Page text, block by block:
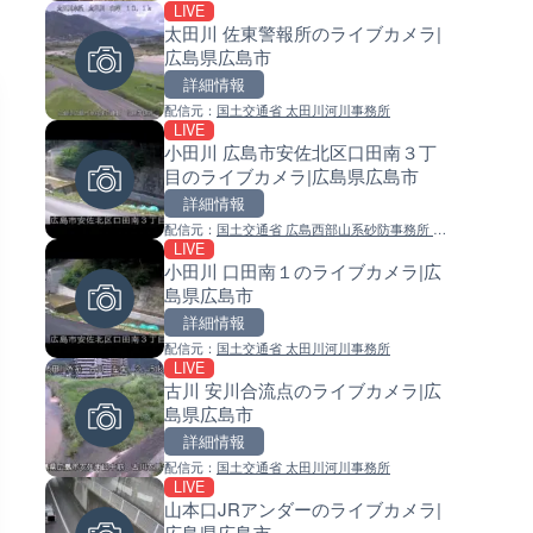
LIVE
太田川 佐東警報所のライブカメラ|
広島県広島市
詳細情報
配信元： 国土交通省 太田川河川事務所
LIVE
小田川 広島市安佐北区口田南３丁
目のライブカメラ|広島県広島市
詳細情報
配信元： 国土交通省 広島西部山系砂防事務所 渓
流監視カメラ
LIVE
小田川 口田南１のライブカメラ|広
島県広島市
詳細情報
配信元： 国土交通省 太田川河川事務所
LIVE
古川 安川合流点のライブカメラ|広
島県広島市
詳細情報
配信元： 国土交通省 太田川河川事務所
LIVE
山本口JRアンダーのライブカメラ|
ごろごろ茶屋のライブカメラ|
配信元：天川村役場
知床峠展望台・国道334号付
イブカメラ|北海道羅臼町
配信元：一般国道334号斜里～ウトロ間
TBSより羽田空港第1ターミナ
配信元：TBS NEWS DIG Powered by
錦川 錦帯橋(錦帯橋のう飼乗
配信元：アイ・キャン制作G
知内川 上開田橋のライブカメ
常呂川 鹿ノ子ダムのライブカ
配信元：国土交通省 北海道開発局
天塩川 岩尾内ダムのライブカ
北海道士別市
配信元：国土交通省 北海道開発局
東京都品川区南大井のライブ
配信元：東京都品川区南大井ライブカメラ
道の駅さがのせきのライブカ
配信元：道の駅さがのせきPPカム
松江自動車道 三次東JCT・イ